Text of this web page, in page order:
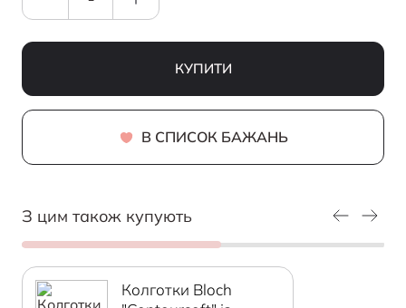
КУПИТИ
В СПИСОК БАЖАНЬ
З цим також купують
Колготки Bloch